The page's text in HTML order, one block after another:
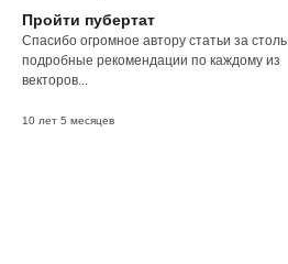
Пройти пубертат
Спасибо огромное автору статьи за столь
подробные рекомендации по каждому из
векторов...
10 лет 5 месяцев